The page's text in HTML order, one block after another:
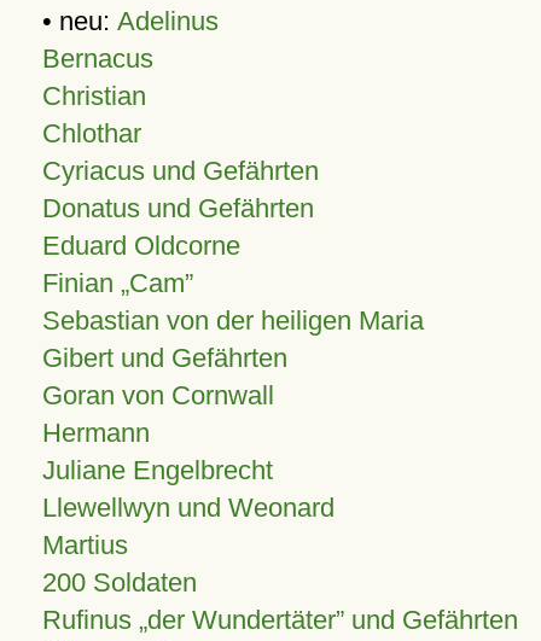
• neu: Adelinus
Bernacus
Christian
Chlothar
Cyriacus und Gefährten
Donatus und Gefährten
Eduard Oldcorne
Finian Cam
Sebastian von der heiligen Maria
Gibert und Gefährten
Goran von Cornwall
Hermann
Juliane Engelbrecht
Llewellwyn und Weonard
Martius
200 Soldaten
Rufinus „der Wundertäter” und Gefährten